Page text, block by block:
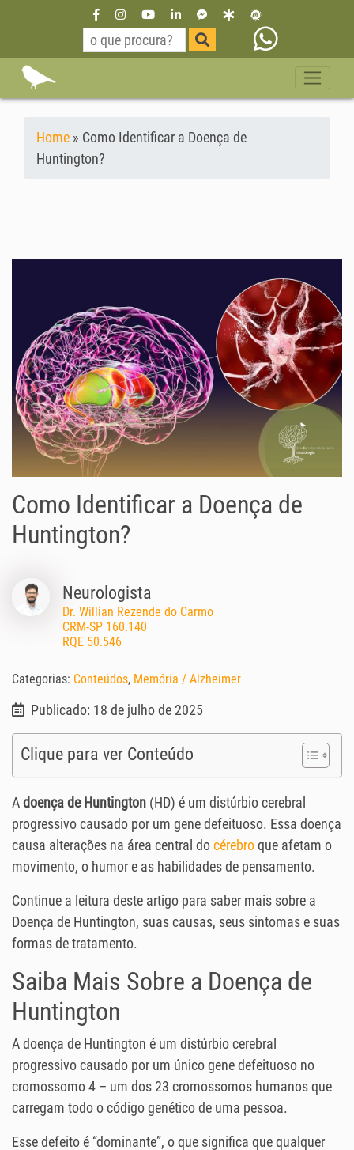
Home » Como Identificar a Doença de
Huntington?
Como Identificar a Doença de
Huntington?
Neurologista
Dr. Willian Rezende do Carmo
CRM-SP 160.140
RQE 50.546
Categorias: Conteúdos, Memória / Alzheimer
Publicado: 18 de julho de 2025
Clique para ver Conteúdo
Adoença de Huntington (HD) é um distúrbio cerebral
progressivo causado por um gene defeituoso. Essa doença
causa alterações na área central docérebroque afetam o
movimento, o humor e as habilidades de pensamento.
Continue a leitura deste artigo para saber mais sobre a
Doença de Huntington, suas causas, seus sintomas e suas
formas de tratamento.
Saiba Mais Sobre a Doença de
Huntington
A doença de Huntington é um distúrbio cerebral
progressivo causado por um único gene defeituoso no
cromossomo 4 – um dos 23 cromossomos humanos que
carregam todo o código genético de uma pessoa.
Esse defeito é “dominante”, o que significa que qualquer